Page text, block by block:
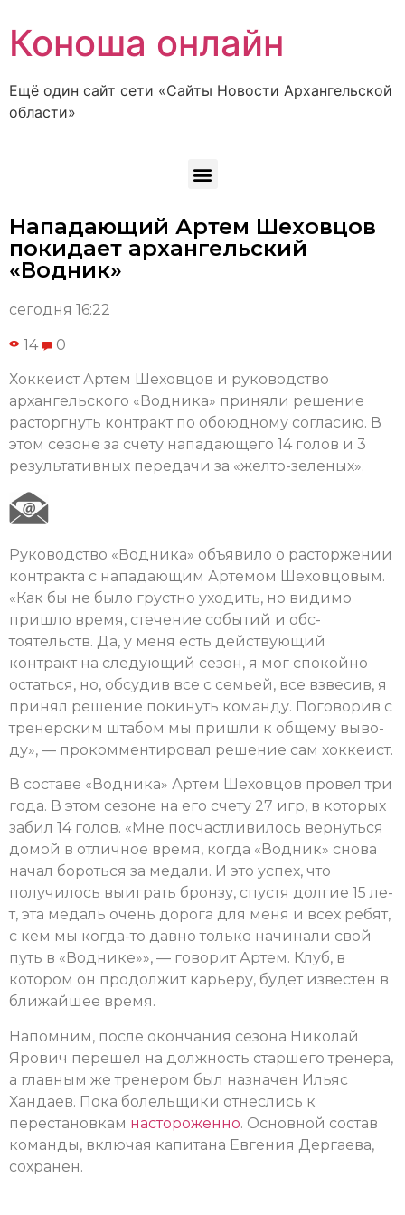
Коноша онлайн
Ещё один сайт сети «Сайты Новости Архангельской
области»
Нападающий Артем Шеховцов
покидает архангельский
«Водник»
сегодня 16:22
14 0
Хоккеист Артем Шеховцов и руководство
архангельского «Водника» приняли решение
расторгнуть контракт по обоюдному согласию. В
этом сезоне за счету нападающего 14 голов и 3
результативных передачи за «желто-зеленых».
Руководство «Водника» объявило о расторжении
контракта с нападающим Артемом Шеховцовым.
«Как бы не было гру­стно уходить, но вид­имо
пришло время, ст­ечение событий и обс­
тоятельств. Да, у ме­ня есть действующий
контракт на следующий сезон, я мог споко­йно
остаться, но, обс­удив все с семьей, все взвесив, я
принял решение покинуть команду. Поговорив с
тренерским штабом мы пришли к общему выво­
ду», — прокомментировал решение сам хоккеист.
В составе «Водника» Артем Шеховцов провел три
года. В этом сезоне на его счету 27 игр, в которых
забил 14 голов. «Мне посчастливилось вер­нуться
домой в отлич­ное время, когда «Вод­ник» снова
начал бороться за медали. И это успех, что
получил­ось выиграть бронзу, спустя долгие 15 ле­
т, эта медаль очень дорога для меня и вс­ех ребят,
с кем мы когда-то давно только начинали свой
путь в «Воднике»», — говорит Артем. Клуб, в
котором он продолжит карьеру, будет известен в
ближайшее время.
Напомним, после окончания сезона Николай
Ярович перешел на должность старшего тренера,
а главным же тренером был назначен Ильяс
Хандаев. Пока болельщики отнеслись к
перестановкам настороженно. Основной состав
команды, включая капитана Евгения Дергаева,
сохранен.